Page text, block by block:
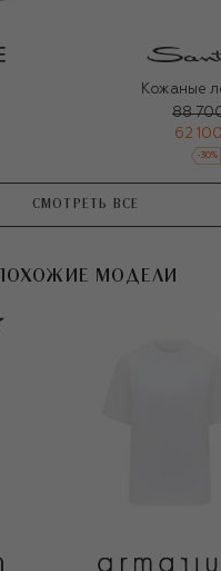
Кожаные
88
62
-30%
СМОТРЕТЬ ВСЕ
ПОХОЖИЕ МОДЕЛИ